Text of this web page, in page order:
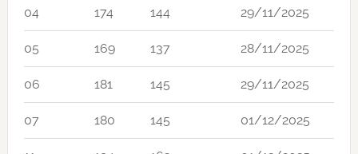
04 174 144 29/11/2025
05 169 137 28/11/2025
06 181 145 29/11/2025
07 180 145 01/12/2025